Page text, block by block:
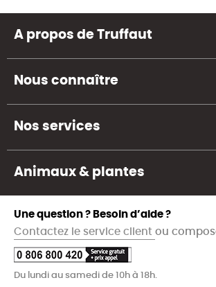
A propos de Truffaut
Nous connaître
Nos services
Animaux & plantes
Une question ? Besoin d’aide ?
Contactez le service client ou
Du lundi au samedi de 10h à 18h.